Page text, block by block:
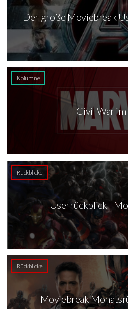
Der große Moviebreak
Kolumne
Civil War
Rückblicke
Userrückblick -
Rückblicke
Moviebreak